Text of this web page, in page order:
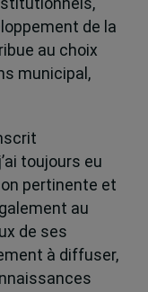
de la
au choix
municipal,
toujours eu
pertinente et
au
de ses
à diffuser,